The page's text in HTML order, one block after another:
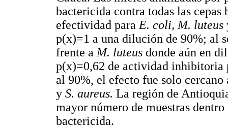
bactericida contra todas las cepas
efectividad para E. coli, M. luteus
p(x)=1 a una dilución de 90%; al
frente a M. luteus donde aún en
p(x)=0,62 de actividad inhibitoria
al 90%, el efecto fue solo
y S. aureus. La región de
mayor número de muestras
bactericida.